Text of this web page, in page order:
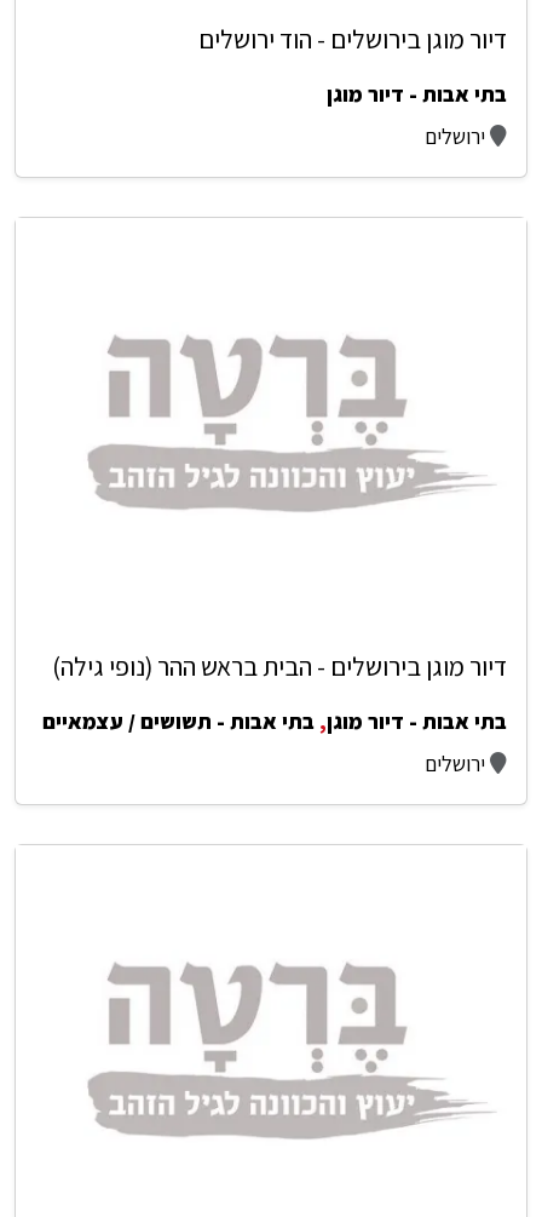
דיור מוגן בירושלים - הוד ירושלים
בתי אבות - דיור מוגן
ירושלים
דיור מוגן בירושלים - הבית בראש ההר (נופי גילה)
בתי אבות - דיור מוגן, בתי אבות - תשושים / עצמאיים
ירושלים